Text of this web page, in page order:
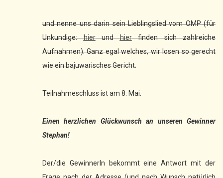
und nenne uns darin sein Lieblingslied vom OMP (für
Unkundige:hierundhierfinden sich zahlreiche
Aufnahmen). Ganz egal welches, wir losen so gerecht
wie ein bajuwarisches Gericht.
Teilnahmeschluss ist am 8. Mai.
Einen herzlichen Glückwunsch an unseren Gewinner
Stephan!
Der/die GewinnerIn bekommt eine Antwort mit der